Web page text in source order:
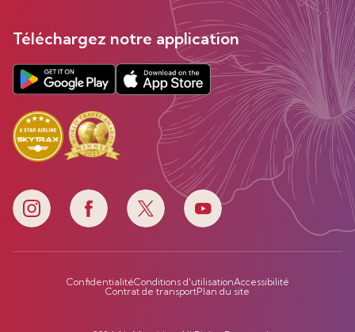
Téléchargez notre application
ConfidentialitéConditions d'utilisationAccessibilité
Contrat de transportPlan du site